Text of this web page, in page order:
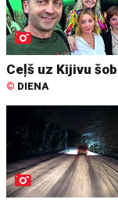
Ceļš uz Kijivu
© DIENA